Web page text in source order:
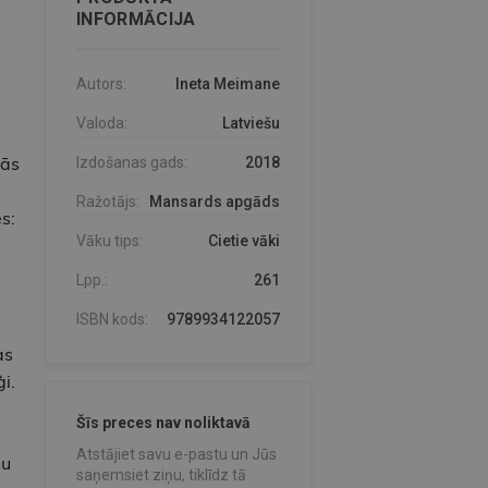
INFORMĀCIJA
Autors: Ineta Meimane
Valoda: Latviešu
Izdošanas gads: 2018
Ražotājs: Mansards apgāds
Vāku tips: Cietie vāki
Lpp.: 261
ISBN kods: 9789934122057
Šīs preces nav noliktavā
Atstājiet savu e-pastu un Jūs
saņemsiet ziņu, tiklīdz tā